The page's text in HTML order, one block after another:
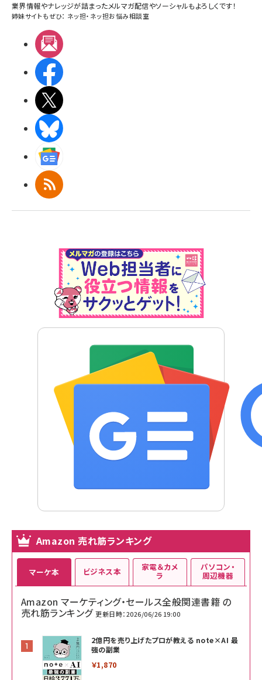
業界情報やナレッジが詰まったメルマガ配信やソーシャルもよろしくです！
姉妹サイトもぜひ： ネッ担・ ネッ担お悩み相談室
RSS
Amazon 売れ筋ランキング
マーケ本
Amazon マーケティング・セールス全般関連書籍 の
売れ筋ランキング 更新日時：2026/06/26 19:00
2億円を売り上げたプロが教える note×AI 最
強の副業
￥1,870
ビジネス本 家電＆カメ
ラ
パソコン・
周辺機器